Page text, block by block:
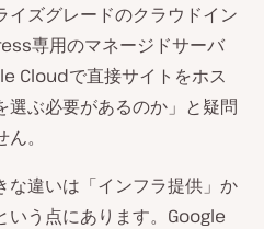
ズグレードのクラウドイン
専用のマネージドサーバ
Cloudで直接サイトをホス
選ぶ必要があるのか」と疑問
。
な違いは「インフラ提供」か
いう点にあります。Google